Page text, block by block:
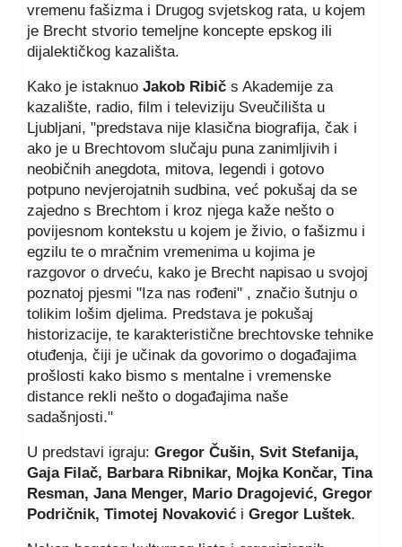
vremenu fašizma i Drugog svjetskog rata, u kojem
je Brecht stvorio temeljne koncepte epskog ili
dijalektičkog kazališta.
Kako je istaknuo Jakob Ribič s Akademije za
kazalište, radio, film i televiziju Sveučilišta u
Ljubljani, "predstava nije klasična biografija, čak i
ako je u Brechtovom slučaju puna zanimljivih i
neobičnih anegdota, mitova, legendi i gotovo
potpuno nevjerojatnih sudbina, već pokušaj da se
zajedno s Brechtom i kroz njega kaže nešto o
povijesnom kontekstu u kojem je živio, o fašizmu i
egzilu te o mračnim vremenima u kojima je
razgovor o drveću, kako je Brecht napisao u svojoj
poznatoj pjesmi "Iza nas rođeni" , značio šutnju o
tolikim lošim djelima. Predstava je pokušaj
historizacije, te karakteristične brechtovske tehnike
otuđenja, čiji je učinak da govorimo o događajima
prošlosti kako bismo s mentalne i vremenske
distance rekli nešto o događajima naše
sadašnjosti."
U predstavi igraju: Gregor Čušin, Svit Stefanija,
Gaja Filač, Barbara Ribnikar, Mojka Končar, Tina
Resman, Jana Menger, Mario Dragojević, Gregor
Podričnik, Timotej Novaković i Gregor Luštek.